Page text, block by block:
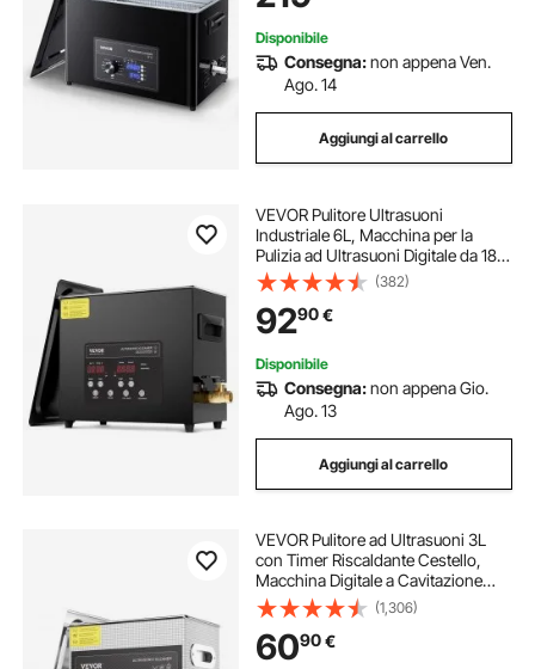
Gioielli
Disponibile
Consegna:non appena Ven.
Ago. 14
Aggiungi al carrello
VEVOR Pulitore Ultrasuoni
Industriale 6L, Macchina per la
Pulizia ad Ultrasuoni Digitale da 180
W, con Modalità Delicata e
Degasaggio Migliorato, con
Riscaldatore e Timer, per Gioielli
(382)
9290€
Disponibile
Consegna:non appena Gio.
Ago. 13
Aggiungi al carrello
VEVOR Pulitore ad Ultrasuoni 3L
con Timer Riscaldante Cestello,
Macchina Digitale a Cavitazione
Sonica, Pulitrice Ultrasuoni 120 W
per Strumenti di Orologi, Occhiali,
Monete, Utensili Metallici
(1,306)
6090€